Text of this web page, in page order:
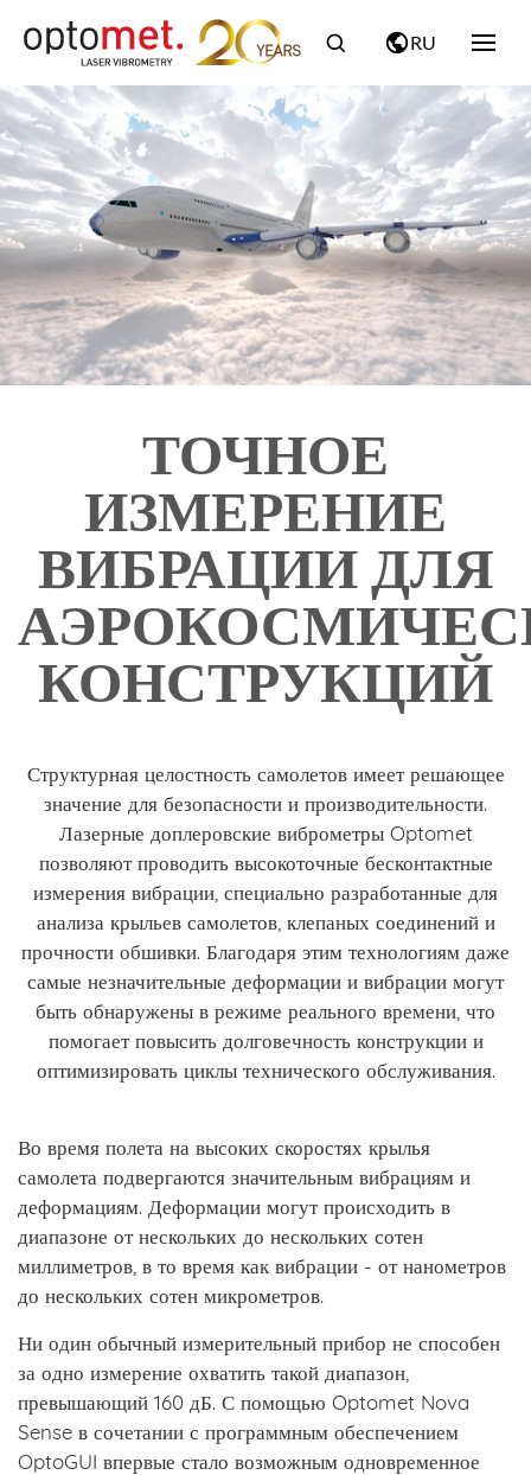
RU
ТОЧНОЕ
ИЗМЕРЕНИЕ
ВИБРАЦИИ ДЛЯ
КОНСТРУКЦИЙ
Структурная целостность самолетов имеет решающее
значение для безопасности и производительности.
Лазерные доплеровские виброметры Optomet
позволяют проводить высокоточные бесконтактные
измерения вибрации, специально разработанные для
анализа крыльев самолетов, клепаных соединений и
прочности обшивки. Благодаря этим технологиям даже
самые незначительные деформации и вибрации могут
быть обнаружены в режиме реального времени, что
помогает повысить долговечность конструкции и
оптимизировать циклы технического обслуживания.
Во время полета на высоких скоростях крылья
самолета подвергаются значительным вибрациям и
деформациям. Деформации могут происходить в
диапазоне от нескольких до нескольких сотен
миллиметров, в то время как вибрации - от нанометров
до нескольких сотен микрометров.
Ни один обычный измерительный прибор не способен
за одно измерение охватить такой диапазон,
превышающий 160 дБ. С помощью Optomet Nova
Sense в сочетании с программным обеспечением
OptoGUI впервые стало возможным одновременное